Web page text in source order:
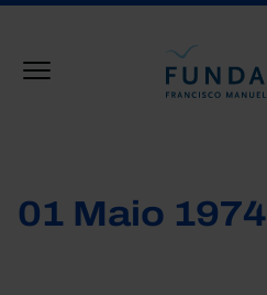
01 Maio 1974